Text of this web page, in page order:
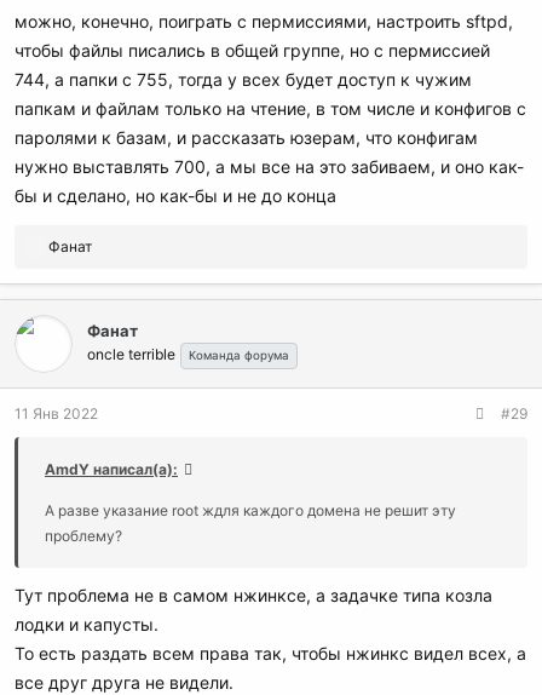
можно, конечно, поиграть с пермиссиями, настроить sftpd,
чтобы файлы писались в общей группе, но с пермиссией
744, а папки с 755, тогда у всех будет доступ к чужим
папкам и файлам только на чтение, в том числе и конфигов с
паролями к базам, и рассказать юзерам, что конфигам
нужно выставлять 700, а мы все на это забиваем, и оно как-
бы и сделано, но как-бы и не до конца
Р
а
и
Фанат
Фанат
oncle terrible Команда форума
11 Янв 2022 #29
AmdY написал(а):
А разве указание root ждля каждого домена не решит эту
проблему?
Тут проблема не в самом нжинксе, а задачке типа козла
лодки и капусты.
То есть раздать всем права так, чтобы нжинкс видел всех, а
все друг друга не видели.